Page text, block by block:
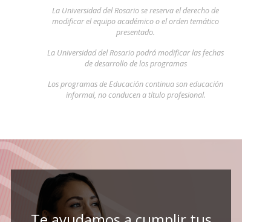
La Universidad del Rosario se reserva el derecho de
modificar el equipo académico o el orden temático
presentado.
La Universidad del Rosario podrá modificar las fechas
de desarrollo de los programas
Los programas de Educación continua son educación
informal, no conducen a título profesional.